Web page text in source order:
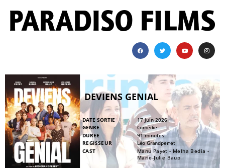
DEVIENS GENIAL
DATE SORTIE
GENRE
DUREE
REGISSEUR
CAST
17 juin 2026
Comédie
91 minutes
Léo Grandperret
Manu Payet - Melha Bedia -
Marie-Julie Baup